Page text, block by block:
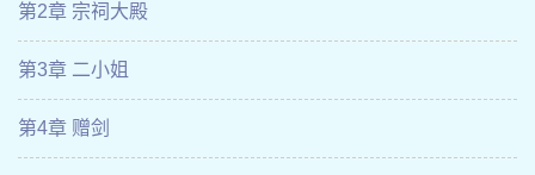
第2章 宗祠大殿
第3章 二小姐
第4章 赠剑